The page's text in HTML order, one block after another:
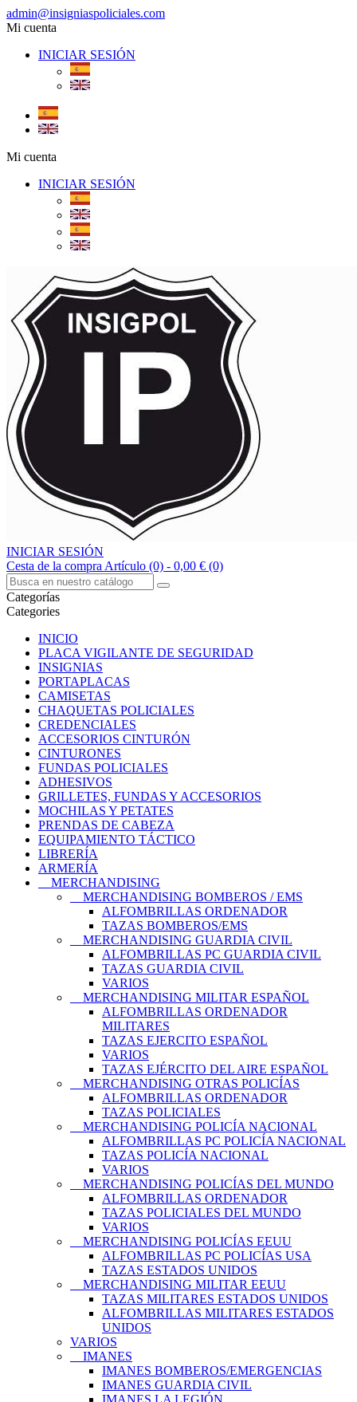
admin@insigniaspoliciales.com
Mi cuenta
INICIAR SESIÓN
Mi cuenta
INICIAR SESIÓN
INICIAR SESIÓN
Cesta de la compra Artículo (0) - 0,00 € (0)
Categorías
Categories
INICIO
PLACA VIGILANTE DE SEGURIDAD
INSIGNIAS
PORTAPLACAS
CAMISETAS
CHAQUETAS POLICIALES
CREDENCIALES
ACCESORIOS CINTURÓN
CINTURONES
FUNDAS POLICIALES
ADHESIVOS
GRILLETES, FUNDAS Y ACCESORIOS
MOCHILAS Y PETATES
PRENDAS DE CABEZA
EQUIPAMIENTO TÁCTICO
LIBRERÍA
ARMERÍA
MERCHANDISING
MERCHANDISING BOMBEROS / EMS
ALFOMBRILLAS ORDENADOR
TAZAS BOMBEROS/EMS
MERCHANDISING GUARDIA CIVIL
ALFOMBRILLAS PC GUARDIA CIVIL
TAZAS GUARDIA CIVIL
VARIOS
MERCHANDISING MILITAR ESPAÑOL
ALFOMBRILLAS ORDENADOR
MILITARES
TAZAS EJERCITO ESPAÑOL
VARIOS
TAZAS EJÉRCITO DEL AIRE ESPAÑOL
MERCHANDISING OTRAS POLICÍAS
ALFOMBRILLAS ORDENADOR
TAZAS POLICIALES
MERCHANDISING POLICÍA NACIONAL
ALFOMBRILLAS PC POLICÍA NACIONAL
TAZAS POLICÍA NACIONAL
VARIOS
MERCHANDISING POLICÍAS DEL MUNDO
ALFOMBRILLAS ORDENADOR
TAZAS POLICIALES DEL MUNDO
VARIOS
MERCHANDISING POLICÍAS EEUU
ALFOMBRILLAS PC POLICÍAS USA
TAZAS ESTADOS UNIDOS
MERCHANDISING MILITAR EEUU
TAZAS MILITARES ESTADOS UNIDOS
ALFOMBRILLAS MILITARES ESTADOS
UNIDOS
VARIOS
IMANES
IMANES BOMBEROS/EMERGENCIAS
IMANES GUARDIA CIVIL
IMANES LA LEGIÓN